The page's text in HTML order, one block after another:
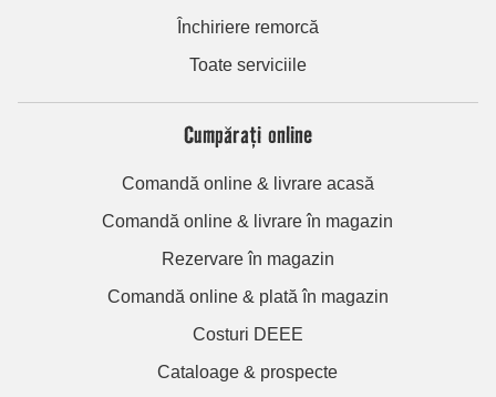
Închiriere remorcă
Toate serviciile
Cumpărați online
Comandă online & livrare acasă
Comandă online & livrare în magazin
Rezervare în magazin
Comandă online & plată în magazin
Costuri DEEE
Cataloage & prospecte